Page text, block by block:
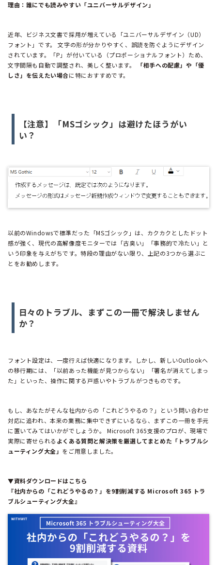
理由：誰にでも読みやすい「ユニバーサルデザイン」
近年、ビジネス文書で採用が増えている「ユニバーサルデザイン（UD）
フォント」です。 文字の形が分かりやすく、誤読を防ぐようにデザイン
されています。「P」が付いている（プロポーショナルフォント）ため、
文字間隔も自動で調整され、美しく整います。
「相手への配慮」や「優
しさ」を伝えたい場合に特におすすめです。
【注意】「MSゴシック」は避けたほうがい
い？
以前のWindowsで標準だった「MSゴシック」は、カクカクとしたドット
感が強く、現代の高解像度モニターでは「古臭い」「事務的で冷たい」と
いう印象を与えがちです。特段の理由がない限り、上記の3つから選ぶこ
とをお勧めします。
日々のトラブル、まずこの一冊で解決しません
か？
フォント設定は、一度行えば快適になります。しかし、新しいOutlookへ
の移行期には、「以前あった機能が見つからない」「署名が消えてしまっ
た」といった、操作に関する戸惑いやトラブルがつきものです。
もし、あなたがそんな社内からの「これどうやるの？」という問い合わせ
対応に追われ、本来の業務に集中できずにいるなら、まずこの一冊を手元
に置いてみてはいかがでしょうか。 Microsoft 365支援のプロが、現場で
実際に寄せられる よくある質問と解決策を厳選してまとめた「トラブルシ
ューティング大全」 をご用意しました。
▼資料ダウンロードはこちら
『社内からの「これどうやるの？」を9割削減する Microsoft 365 トラ
ブルシューティング大全』